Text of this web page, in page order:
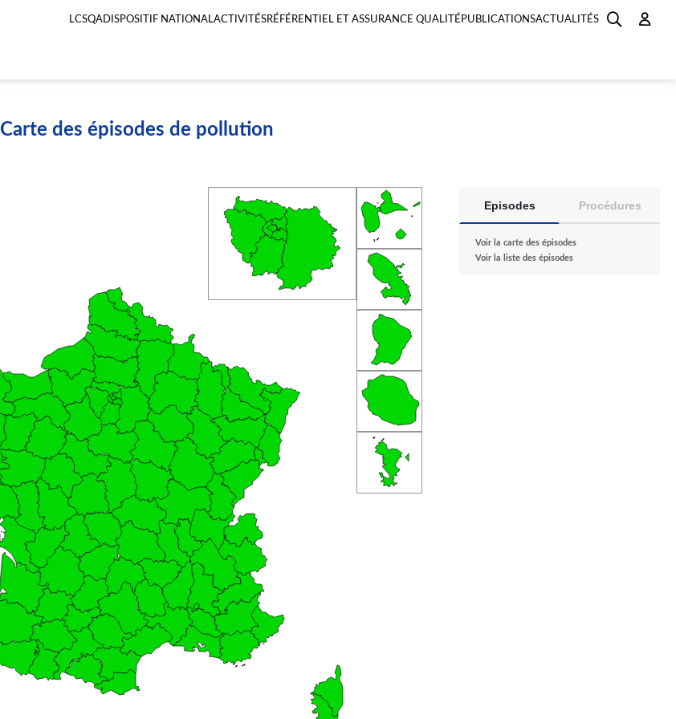
LCSQADISPOSITIF NATIONALACTIVITÉSRÉFÉRENTIEL ET ASSURANCE QUALITÉ PUBLICATIONSACTUALITÉS
Carte des épisodes de pollution
Episodes Procédures
Voir la carte des épisodes
Voir la liste des épisodes